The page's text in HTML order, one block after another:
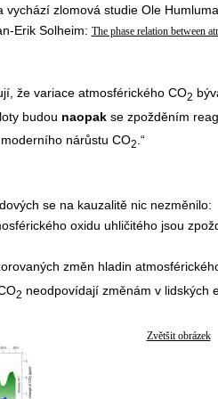
zlomová studie Ole
Erik Solheim: The phase relation between
že variace atmosférického CO2
budou naopak se zpožděním
nárůstu CO2.“
se na kauzalitě nic nezměnilo:
oxidu uhličitého jsou
změn hladin
2 neodpovídají změnám v lidských
Zvětšit obrázek